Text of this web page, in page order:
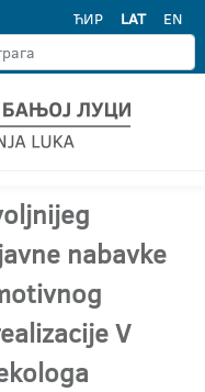
ЋИР LAT EN
nabavke
V